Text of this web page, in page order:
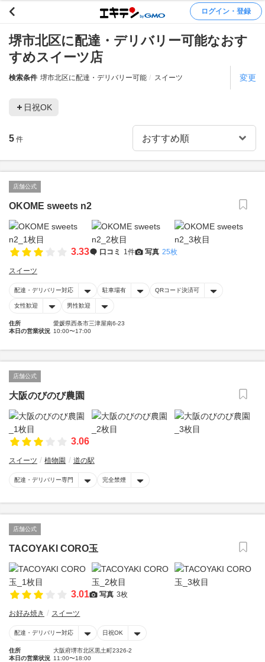
ログイン・登録
堺市北区に配達・デリバリー可能なおす
すめスイーツ店
検索条件 堺市北区に配達・デリバリー可能 スイーツ 変更
日祝OK
5 件
店舗公式
OKOME sweets n2
3.33 口コミ 1件 写真 25枚
スイーツ
配達・デリバリー対応 駐車場有 QRコード決済可
女性歓迎 男性歓迎
住所
愛媛県西条市三津屋南6-23
本日の営業状況 10:00〜17:00
店舗公式
大阪のびのび農園
3.06
スイーツ 植物園 道の駅
配達・デリバリー専門 完全禁煙
店舗公式
TACOYAKI CORO玉
3.01 写真 3枚
お好み焼き スイーツ
配達・デリバリー対応 日祝OK
住所
大阪府堺市北区黒土町2326-2
本日の営業状況 11:00〜18:00